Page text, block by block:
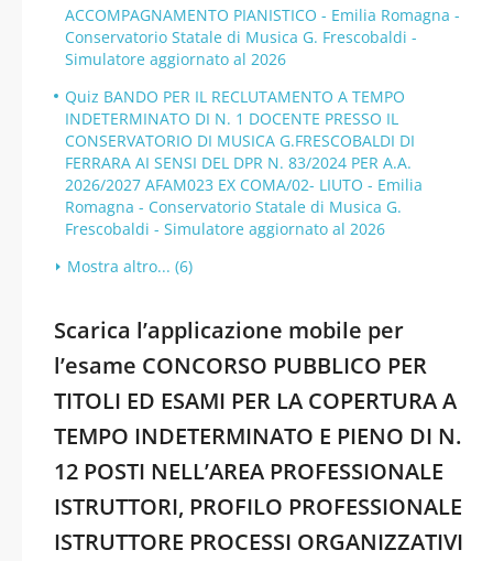
ACCOMPAGNAMENTO PIANISTICO - Emilia Romagna -
Conservatorio Statale di Musica G. Frescobaldi -
Simulatore aggiornato al 2026
Quiz BANDO PER IL RECLUTAMENTO A TEMPO
INDETERMINATO DI N. 1 DOCENTE PRESSO IL
CONSERVATORIO DI MUSICA G.FRESCOBALDI DI
FERRARA AI SENSI DEL DPR N. 83/2024 PER A.A.
2026/2027 AFAM023 EX COMA/02- LIUTO - Emilia
Romagna - Conservatorio Statale di Musica G.
Frescobaldi - Simulatore aggiornato al 2026
Mostra altro... (6)
Scarica l’applicazione mobile per
l’esame CONCORSO PUBBLICO PER
TITOLI ED ESAMI PER LA COPERTURA A
TEMPO INDETERMINATO E PIENO DI N.
12 POSTI NELL’AREA PROFESSIONALE
ISTRUTTORI, PROFILO PROFESSIONALE
ISTRUTTORE PROCESSI ORGANIZZATIVI